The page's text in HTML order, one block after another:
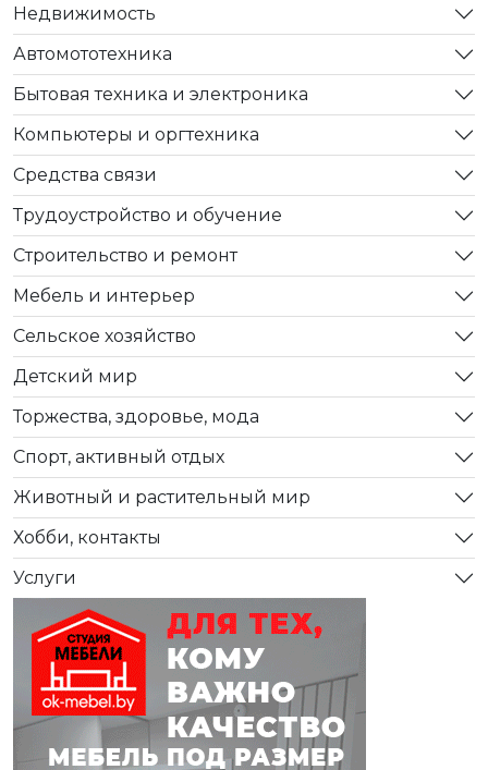
Недвижимость
Автомототехника
Бытовая техника и электроника
Компьютеры и оргтехника
Средства связи
Трудоустройство и обучение
Строительство и ремонт
Мебель и интерьер
Сельское хозяйство
Детский мир
Торжества, здоровье, мода
Спорт, активный отдых
Животный и растительный мир
Хобби, контакты
Услуги